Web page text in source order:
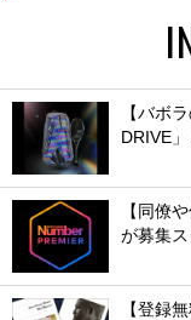
【バボ
DRIVE
【同僚
が募集ス
【登録